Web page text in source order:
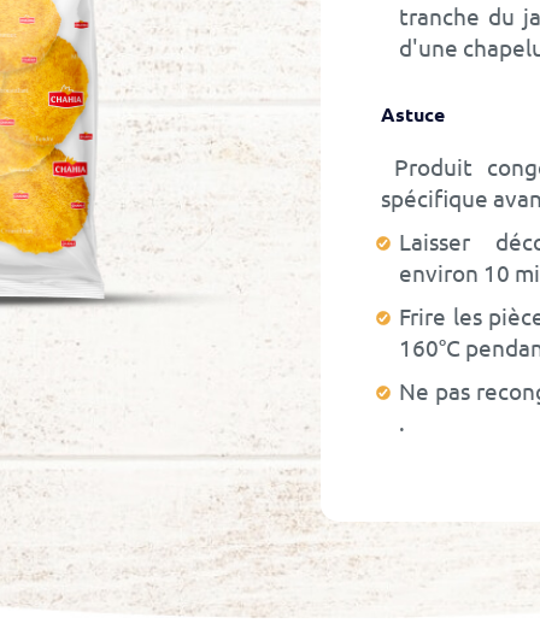
tranche du
d'une
Astuce
Produit
spécifique
Laisser
environ 10
Frire les
160°C
Ne pas